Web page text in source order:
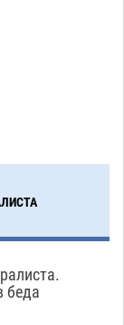
стойки
беда